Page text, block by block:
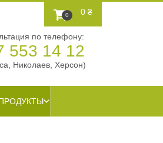
0 0 ₴
по телефону:
553 14 12
Николаев, Херсон)